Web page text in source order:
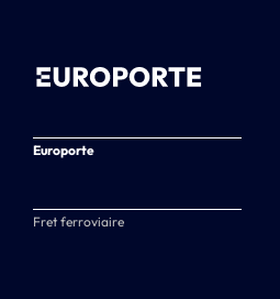
Europorte
Fret ferroviaire